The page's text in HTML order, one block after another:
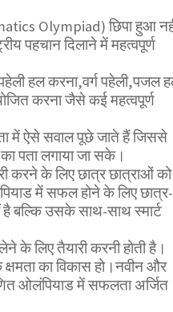
Olympiad) छिपा हुआ
पहचान दिलाने में महत्वपूर्ण
हल करना,वर्ग पहेली,पजल
करना जैसे कई महत्वपूर्ण
में ऐसे सवाल पूछे जाते हैं जिससे
पता लगाया जा सके।
करने के लिए छात्र छात्राओं को
में सफल होने के लिए छात्र-
बल्कि उसके साथ-साथ स्मार्ट
के लिए तैयारी करनी होती है।
क्षमता का विकास हो।नवीन और
ओलंपियाड में सफलता अर्जित